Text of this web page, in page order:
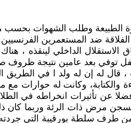
الطبيعة وطلب الشهوات بحسب
ضد المستعمرين
اتفاق الاستقلال الداخلي
توفي بعد عامين نتيجة
له إن له ولد ا في الطريق
والكتابة، وكانت له حوارات
عن تأثيرات انخراطه في
مرض ذات الرئة وربما كان
طرف سلطة بورقيبة التي